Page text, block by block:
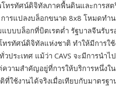
โทรทัศน์ดิจิทัลภาคพื้นดินและการส
รแปลงบล็อกขนาด 8x8 โหมดทำ
บบล็อกที่บิตเรตต่ำ รัฐบาลจีนรับรอ
ทัศน์ดิจิทัลแห่งชาติ ทำให้มีการใช้
ระเทศ แม้ว่า CAVS จะมีการนำไ
ความสำคัญอยู่ที่การให้บริการหนึ่ง
ที่ใช้งานได้จริงเมื่อเทียบกับมาตรฐ